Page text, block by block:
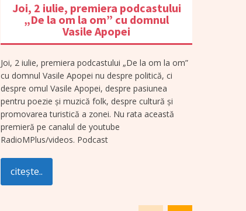
Joi, 2 iulie, premiera podcastului
„De la om la om” cu domnul
Vasile Apopei
Joi, 2 iulie, premiera podcastului „De la om la om”
cu domnul Vasile Apopei nu despre politică, ci
despre omul Vasile Apopei, despre pasiunea
pentru poezie și muzică folk, despre cultură și
promovarea turistică a zonei. Nu rata această
premieră pe canalul de youtube
RadioMPlus/videos. Podcast
citește..